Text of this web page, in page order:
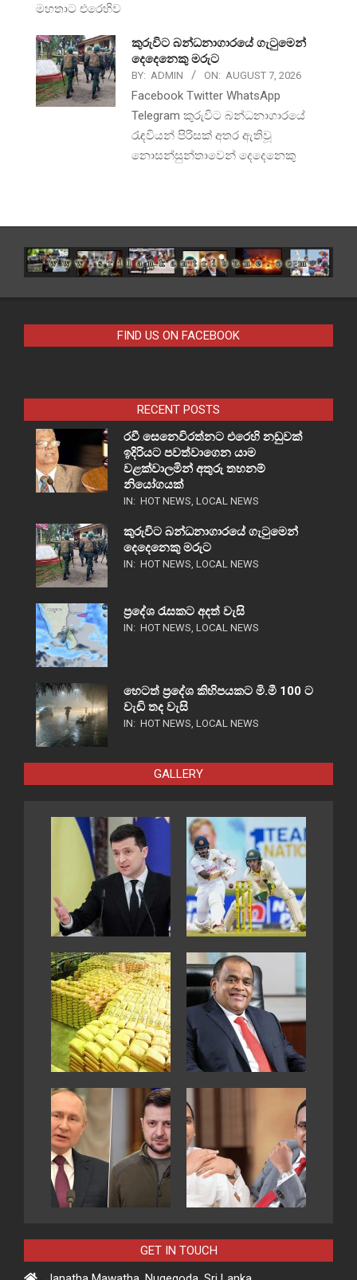
මහතාට එරෙහිව
කුරුවිට බන්ධනාගාරයේ ගැටුමෙන්
දෙදෙනෙකු මරුට
BY: ADMIN ON: AUGUST 7, 2026
Facebook Twitter WhatsApp
Telegram කුරුවිට බන්ධනාගාරයේ
රැඳවියන් පිරිසක් අතර ඇතිවූ
නොසන්සුන්තාවෙන් දෙදෙනෙකු
FIND US ON FACEBOOK
RECENT POSTS
රවී සෙනෙවිරත්නට එරෙහි නඩුවක්
ඉදිරියට පවත්වාගෙන යාම
වළක්වාලමින් අතුරු තහනම්
නියෝගයක්
IN: HOT NEWS, LOCAL NEWS
කුරුවිට බන්ධනාගාරයේ ගැටුමෙන්
දෙදෙනෙකු මරුට
IN: HOT NEWS, LOCAL NEWS
ප්‍රදේශ රැසකට අදත් වැසි
IN: HOT NEWS, LOCAL NEWS
හෙටත් ප්‍රදේශ කිහිපයකට මි.මී 100 ට
වැඩි තද වැසි
IN: HOT NEWS, LOCAL NEWS
GALLERY
GET IN TOUCH